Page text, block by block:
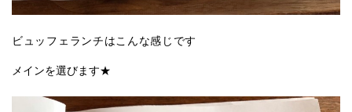
ビュッフェランチはこんな感じです
メインを選びます★